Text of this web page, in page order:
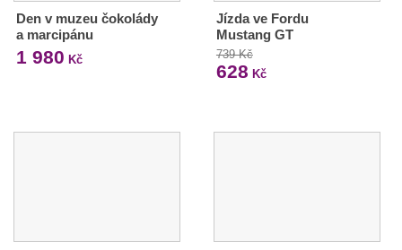
Den v muzeu čokolády
a marcipánu
1 980 Kč
Jízda ve Fordu
Mustang GT
739 Kč
628 Kč